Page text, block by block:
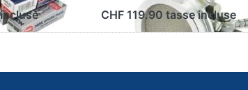
CHF 119.90 tasse incluse